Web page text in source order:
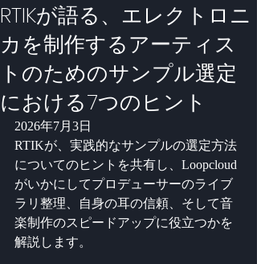
RTIKが語る、エレクトロニ
カを制作するアーティス
トのためのサンプル選定
における7つのヒント
2026年7月3日
RTIKが、実践的なサンプルの選定方法
についてのヒントを共有し、Loopcloud
がいかにしてプロデューサーのライブ
ラリ整理、自身の耳の信頼、そして音
楽制作のスピードアップに役立つかを
解説します。